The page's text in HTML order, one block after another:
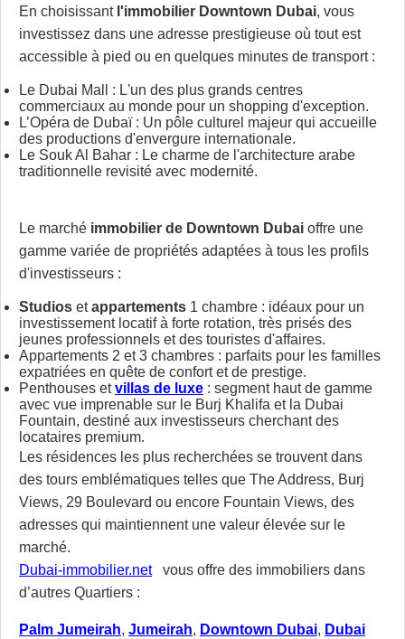
En choisissant l'immobilier Downtown Dubai, vous
investissez dans une adresse prestigieuse où tout est
accessible à pied ou en quelques minutes de transport :
Le Dubai Mall : L'un des plus grands centres
commerciaux au monde pour un shopping d'exception.
L’Opéra de Dubaï : Un pôle culturel majeur qui accueille
des productions d'envergure internationale.
Le Souk Al Bahar : Le charme de l'architecture arabe
traditionnelle revisité avec modernité.
Le marché immobilier de Downtown Dubai offre une
gamme variée de propriétés adaptées à tous les profils
d'investisseurs :
Studios etappartements 1 chambre : idéaux pour un
investissement locatif à forte rotation, très prisés des
jeunes professionnels et des touristes d'affaires.
Appartements 2 et 3 chambres : parfaits pour les familles
expatriées en quête de confort et de prestige.
Penthouses etvillas de luxe : segment haut de gamme
avec vue imprenable sur le Burj Khalifa et la Dubai
Fountain, destiné aux investisseurs cherchant des
locataires premium.
Les résidences les plus recherchées se trouvent dans
des tours emblématiques telles que The Address, Burj
Views, 29 Boulevard ou encore Fountain Views, des
adresses qui maintiennent une valeur élevée sur le
marché.
Dubai-immobilier.netvous offre des immobiliers dans
d’autres Quartiers :
Palm Jumeirah, Jumeirah, Downtown Dubai, Dubai